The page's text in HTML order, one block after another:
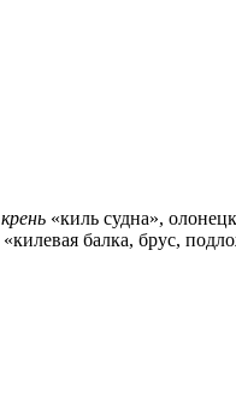
крень «киль судна»,
«килевая балка, брус,